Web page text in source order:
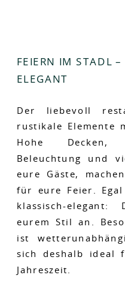
FEIERN IM STADL –
ELEGANT
Der liebevoll
rustikale Elemente
Hohe Decken,
Beleuchtung und
eure Gäste,
für eure Feier.
klassisch-
eurem Stil an.
ist
sich deshalb ideal
Jahreszeit.